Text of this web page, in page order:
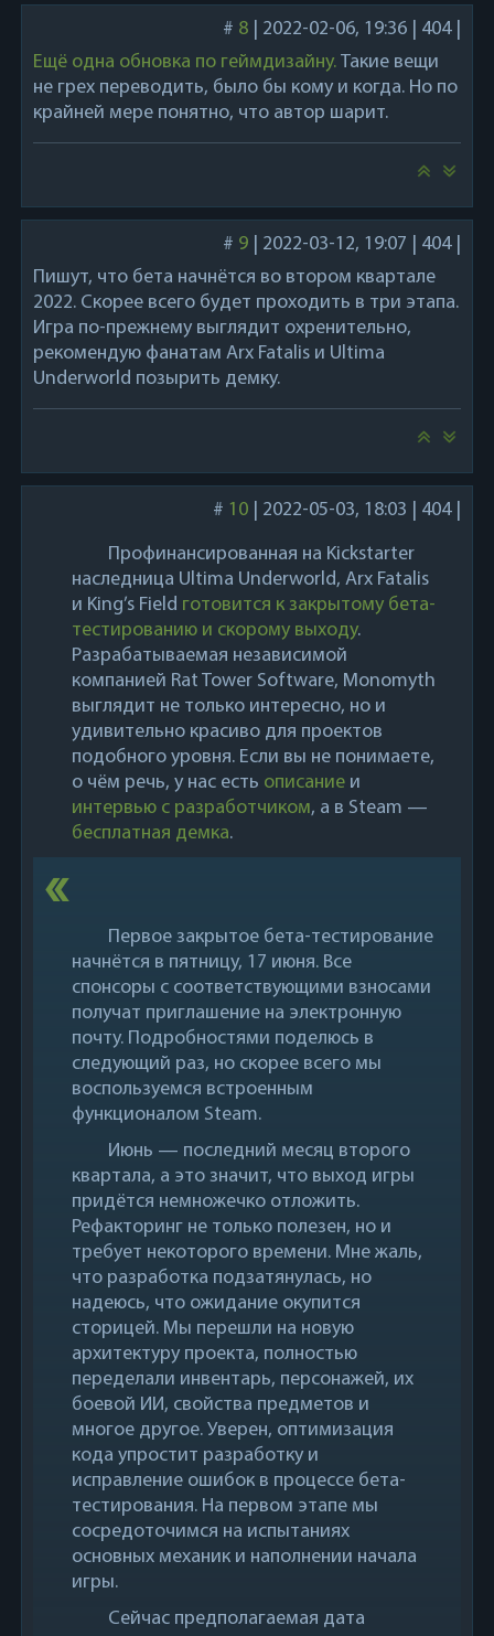
# 8| 2022-02-06, 19:36 404|
Ещё одна обновка по геймдизайну. Такие вещи
не грех переводить, было бы кому и когда. Но по
крайней мере понятно, что автор шарит.
# 9| 2022-03-12, 19:07 404|
Пишут, что бета начнётся во втором квартале
2022. Скорее всего будет проходить в три этапа.
Игра по-прежнему выглядит охренительно,
рекомендую фанатам Arx Fatalis и Ultima
Underworld позырить демку.
# 10| 2022-05-03, 18:03 404|
Профинансированная на Kickstarter
наследница Ultima Underworld, Arx Fatalis
и King’s Field готовится к закрытому бета-
тестированию и скорому выходу.
Разрабатываемая независимой
компанией Rat Tower Software, Monomyth
выглядит не только интересно, но и
удивительно красиво для проектов
подобного уровня. Если вы не понимаете,
о чём речь, у нас есть описание и
интервью с разработчиком, а в Steam —
бесплатная демка.
Первое закрытое бета-тестирование
начнётся в пятницу, 17 июня. Все
спонсоры с соответствующими взносами
получат приглашение на электронную
почту. Подробностями поделюсь в
следующий раз, но скорее всего мы
воспользуемся встроенным
функционалом Steam.
Июнь — последний месяц второго
квартала, а это значит, что выход игры
придётся немножечко отложить.
Рефакторинг не только полезен, но и
требует некоторого времени. Мне жаль,
что разработка подзатянулась, но
надеюсь, что ожидание окупится
сторицей. Мы перешли на новую
архитектуру проекта, полностью
переделали инвентарь, персонажей, их
боевой ИИ, свойства предметов и
многое другое. Уверен, оптимизация
кода упростит разработку и
исправление ошибок в процессе бета-
тестирования. На первом этапе мы
сосредоточимся на испытаниях
основных механик и наполнении начала
игры.
Сейчас предполагаемая дата